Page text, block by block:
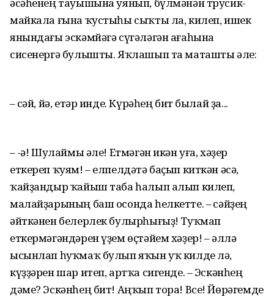
майкала ғына ҡустыһы сыҡты ла, килеп, ишек
янындағы эскәмйәгә сүгәләгән ағаһына
сисенергә булышты. Яҡлашып та маташты әле:
– Әсәй, йә, етәр инде. Күрәһең бит былай ҙа...
– Ә-ә! Шулаймы әле! Етмәгән икән уға, хәҙер
еткереп ҡуям! – елпелдәтә баҫып киткән әсә,
ҡайҙандыр ҡайыш таба һалып алып килеп,
малайҙарының баш осонда һелкетте. – Әсәйҙең
әйткәнен белерлек булырһығыҙ! Туҡмап
еткермәгәндәрен үҙем өҫтәйем хәҙер! – әллә
ысынлап һуҡмаҡ булып яҡын уҡ килде лә,
күҙҙәрен шар итеп, артҡа сигенде. – Эскәнһең
дәме? Эскәнһең бит! Аңҡып тора! Все! Йөрәгемде